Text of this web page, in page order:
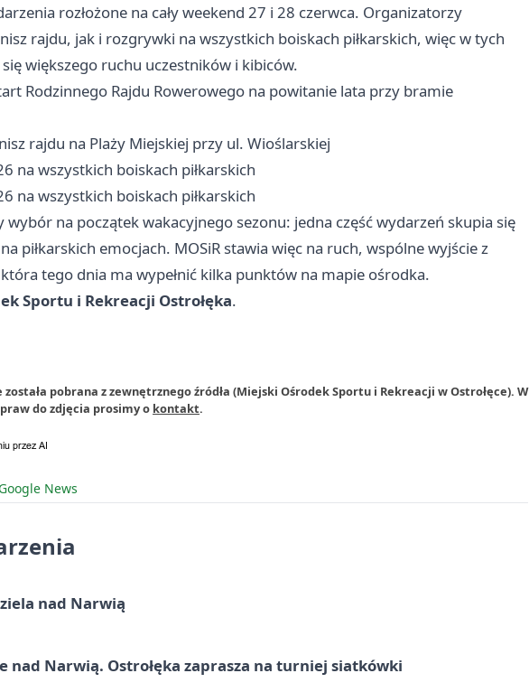
rozłożone na cały weekend 27 i 28 czerwca. Organizatorzy
rajdu, jak i rozgrywki na wszystkich boiskach piłkarskich, więc w tych
większego ruchu uczestników i kibiców.
Rodzinnego Rajdu Rowerowego na powitanie lata przy bramie
rajdu na Plaży Miejskiej przy ul. Wioślarskiej
na wszystkich boiskach piłkarskich
na wszystkich boiskach piłkarskich
na początek wakacyjnego sezonu: jedna część wydarzeń skupia się
piłkarskich emocjach. MOSiR stawia więc na ruch, wspólne wyjście z
tego dnia ma wypełnić kilka punktów na mapie ośrodka.
Sportu i Rekreacji Ostrołęka.
pobrana z zewnętrznego źródła (Miejski Ośrodek Sportu i Rekreacji w Ostrołęce). W
do zdjęcia prosimy o kontakt.
Google News
nad Narwią
nad Narwią. Ostrołęka zaprasza na turniej siatkówki